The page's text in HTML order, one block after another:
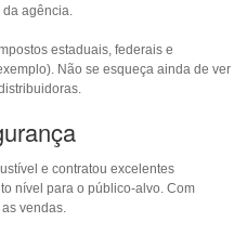
agência.
estaduais, federais e
Não se esqueça ainda de ver
e contratou excelentes
nível para o público-alvo. Com
vendas.